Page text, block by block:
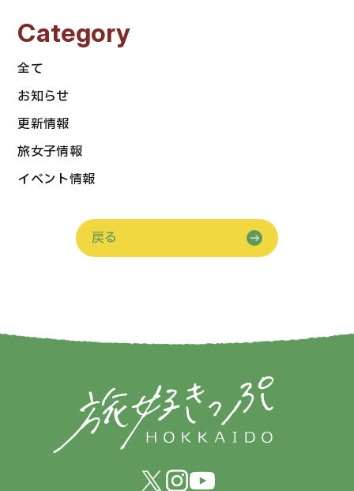
Category
全て
お知らせ
更新情報
旅女子情報
イベント情報
戻る